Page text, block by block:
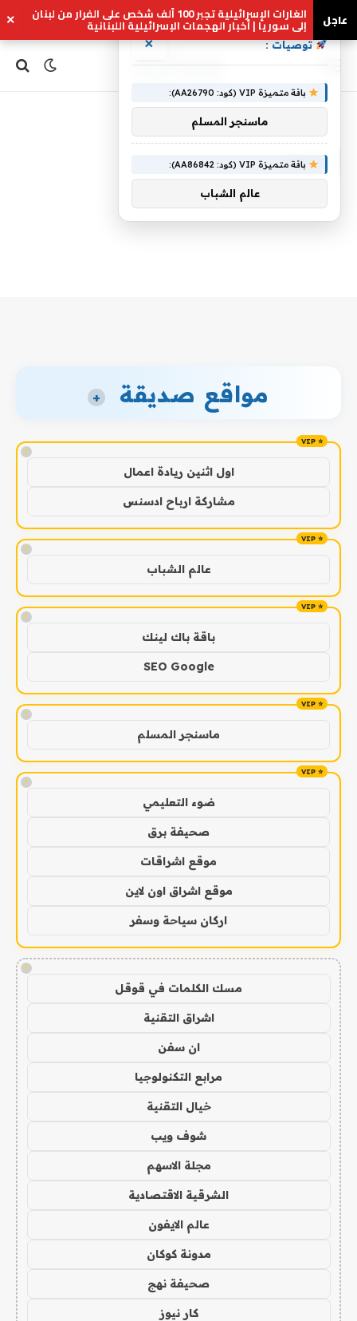
عاجل الغارات الإسرائيلية تجبر 100 ألف شخص على الفرار من لبنان
إلى سوريا | أخبار الهجمات الإسرائيلية اللبنانية ×
غنابري
مواقع صديقة +
!
اول اثنين ريادة اعمال
مشاركة ارباح ادسنس
!
عالم الشباب
!
باقة باك لينك
SEO Google
!
ماسنجر المسلم
!
ضوء التعليمي
صحيفة برق
موقع اشراقات
موقع اشراق اون لاين
اركان سياحة وسفر
!
مسك الكلمات في قوقل
اشراق التقنية
ان سفن
مرابع التكنولوجيا
خيال التقنية
شوف ويب
مجلة الاسهم
الشرقية الاقتصادية
عالم الايفون
مدونة كوكان
صحيفة نهج
كار نيوز
توصيات : ×
باقة متميزة VIP (كود: AA26790):
ماسنجر المسلم
باقة متميزة VIP (كود: AA86842):
عالم الشباب